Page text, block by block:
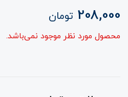
208,000 تومان
محصول مورد نظر موجود نمی‌باشد.